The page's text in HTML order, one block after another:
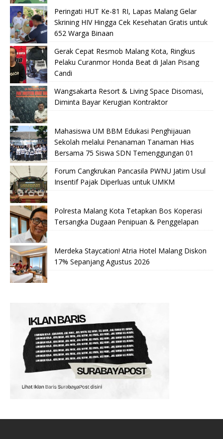
Peringati HUT Ke-81 RI, Lapas Malang Gelar
Skrining HIV Hingga Cek Kesehatan Gratis untuk
652 Warga Binaan
Gerak Cepat Resmob Malang Kota, Ringkus
Pelaku Curanmor Honda Beat di Jalan Pisang
Candi
Wangsakarta Resort & Living Space Disomasi,
Diminta Bayar Kerugian Kontraktor
Mahasiswa UM BBM Edukasi Penghijauan
Sekolah melalui Penanaman Tanaman Hias
Bersama 75 Siswa SDN Temenggungan 01
Forum Cangkrukan Pancasila PWNU Jatim Usul
Insentif Pajak Diperluas untuk UMKM
Polresta Malang Kota Tetapkan Bos Koperasi
Tersangka Dugaan Penipuan & Penggelapan
Merdeka Staycation! Atria Hotel Malang Diskon
17% Sepanjang Agustus 2026